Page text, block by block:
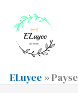
ELuyee »